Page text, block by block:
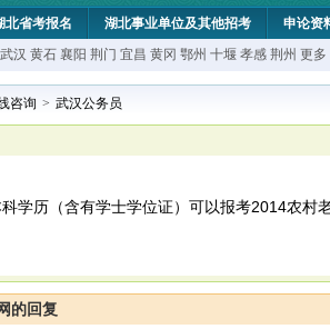
北省考报名 湖北事业单位及其他招考
申论资
武汉 黄石 襄阳 荆门 宜昌 黄冈 鄂州 十堰 孝感 荆州 更多
咨询 > 武汉公务员
学历（含有学士学位证）可以报考2014农村
的回复